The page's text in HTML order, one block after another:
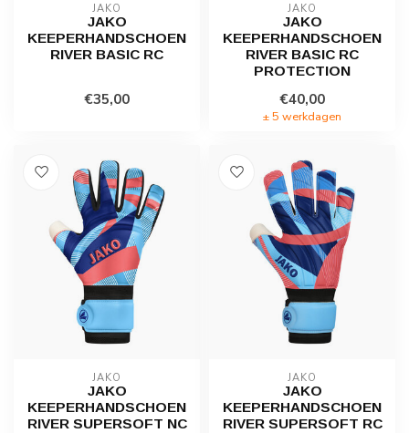
JAKO
JAKO
KEEPERHANDSCHOEN
RIVER BASIC RC
€35,00
JAKO
JAKO
KEEPERHANDSCHOEN
RIVER BASIC RC
PROTECTION
€40,00
± 5 werkdagen
JAKO
JAKO
KEEPERHANDSCHOEN
RIVER SUPERSOFT NC
JAKO
JAKO
KEEPERHANDSCHOEN
RIVER SUPERSOFT RC